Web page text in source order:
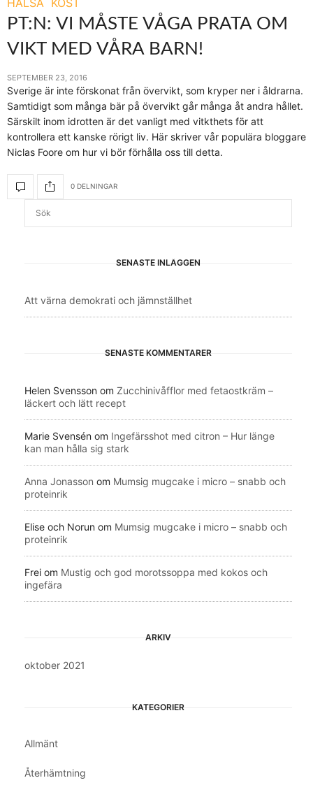
PT:N: VI MÅSTE VÅGA PRATA OM
VIKT MED VÅRA BARN!
SEPTEMBER 23, 2016
Sverige är inte förskonat från övervikt, som kryper ner i åldrarna.
Samtidigt som många bär på övervikt går många åt andra hållet.
Särskilt inom idrotten är det vanligt med vitkthets för att
kontrollera ett kanske rörigt liv. Här skriver vår populära bloggare
Niclas Foore om hur vi bör förhålla oss till detta.
0 DELNINGAR
SENASTE INLÄGGEN
Att värna demokrati och jämnställhet
SENASTE KOMMENTARER
Helen Svensson om Zucchinivåfflor med fetaostkräm –
läckert och lätt recept
Marie Svensén om Ingefärsshot med citron – Hur länge
kan man hålla sig stark
Anna Jonasson om Mumsig mugcake i micro – snabb och
proteinrik
Elise och Norun om Mumsig mugcake i micro – snabb och
proteinrik
Frei om Mustig och god morotssoppa med kokos och
ingefära
ARKIV
oktober 2021
KATEGORIER
Allmänt
Återhämtning